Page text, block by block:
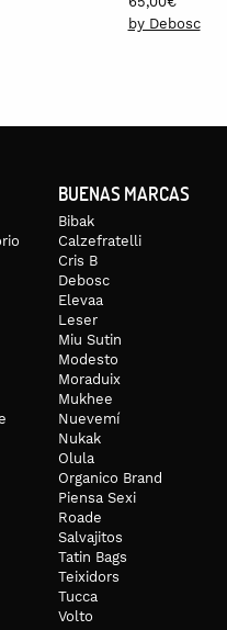
by Debosc
BUENAS MARCAS
Bibak
Calzefratelli
Cris B
Debosc
Elevaa
Leser
Miu Sutin
Modesto
Moraduix
Mukhee
Nuevemí
Nukak
Olula
Organico Brand
Piensa Sexi
Roade
Salvajitos
Tatin Bags
Teixidors
Tucca
Volto